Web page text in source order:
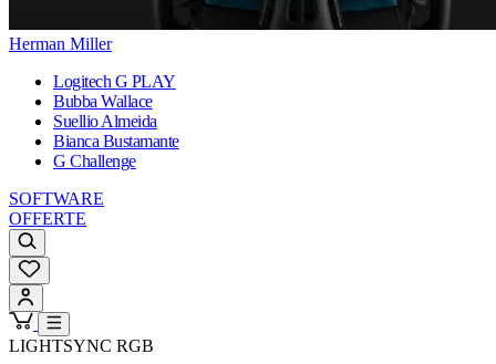
Herman Miller
Logitech G PLAY
Bubba Wallace
Suellio Almeida
Bianca Bustamante
G Challenge
SOFTWARE
OFFERTE
LIGHTSYNC RGB